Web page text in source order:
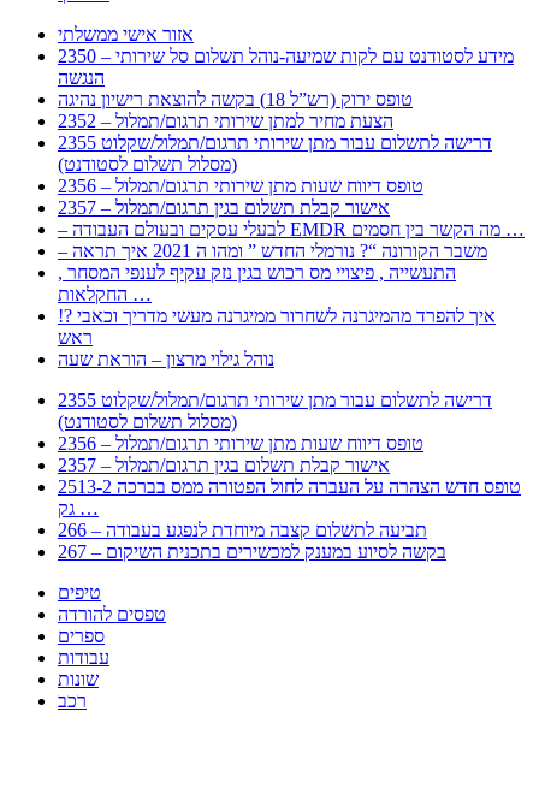
אזור אישי ממשלתי
2350 – מידע לסטודנט עם לקות שמיעה-נוהל תשלום סל שירותי
הנגשה
טופס ירוק (רש”ל 18) בקשה להוצאת רישיון נהיגה
2352 – הצעת מחיר למתן שירותי תרגום/תמלול
2355 דרישה לתשלום עבור מתן שירותי תרגום/תמלול/שקלוט
(מסלול תשלום לסטודנט)
2356 – טופס דיווח שעות מתן שירותי תרגום/תמלול
2357 – אישור קבלת תשלום בגין תרגום/תמלול
– לבעלי עסקים ובעולם העבודה EMDR מה הקשר בין חסמים …
– משבר הקורונה “? נורמלי החדש ” ומהו ה 2021 איך תראה
, התעשייה , פיצויי מס רכוש בגין נזק עקיף לענפי המסחר
החקלאות …
!? איך להפרד מהמיגרנה לשחרור ממיגרנה מעשי מדריך וכאבי
ראש
נוהל גילוי מרצון – הוראת שעה
2355 דרישה לתשלום עבור מתן שירותי תרגום/תמלול/שקלוט
(מסלול תשלום לסטודנט)
2356 – טופס דיווח שעות מתן שירותי תרגום/תמלול
2357 – אישור קבלת תשלום בגין תרגום/תמלול
2513-2 טופס חדש הצהרה על העברה לחול הפטורה ממס בברכה
גק …
266 – תביעה לתשלום קצבה מיוחדת לנפגע בעבודה
267 – בקשה לסיוע במענק למכשירים בתכנית השיקום
טיפים
טפסים להורדה
ספרים
עבודות
שונות
רכב